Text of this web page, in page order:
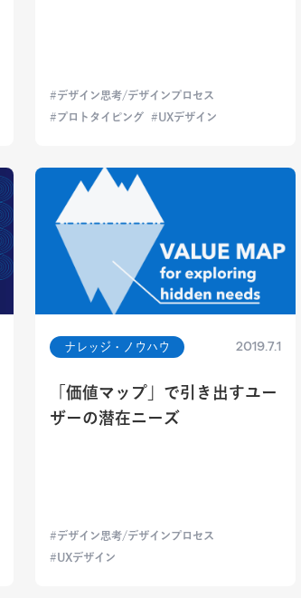
デザイン思考/デザインプロセス
プロトタイピング
UXデザイン
ナレッジ・ノウハウ 2019.7.1
「価値マップ」で引き出すユー
ザーの潜在ニーズ
デザイン思考/デザインプロセス
UXデザイン